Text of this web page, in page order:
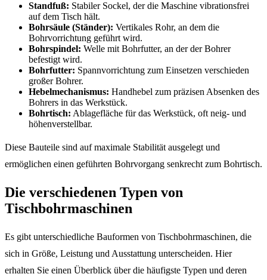
Standfuß: Stabiler Sockel, der die Maschine vibrationsfrei
auf dem Tisch hält.
Bohrsäule (Ständer): Vertikales Rohr, an dem die
Bohrvorrichtung geführt wird.
Bohrspindel: Welle mit Bohrfutter, an der der Bohrer
befestigt wird.
Bohrfutter: Spannvorrichtung zum Einsetzen verschieden
großer Bohrer.
Hebelmechanismus: Handhebel zum präzisen Absenken des
Bohrers in das Werkstück.
Bohrtisch: Ablagefläche für das Werkstück, oft neig- und
höhenverstellbar.
Diese Bauteile sind auf maximale Stabilität ausgelegt und
ermöglichen einen geführten Bohrvorgang senkrecht zum Bohrtisch.
Die verschiedenen Typen von
Tischbohrmaschinen
Es gibt unterschiedliche Bauformen von Tischbohrmaschinen, die
sich in Größe, Leistung und Ausstattung unterscheiden. Hier
erhalten Sie einen Überblick über die häufigste Typen und deren